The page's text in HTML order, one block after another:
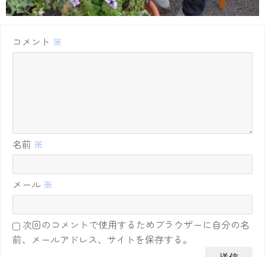
コメント ※
名前 ※
メール ※
次回のコメントで使用するためブラウザーに自分の名
前、メールアドレス、サイトを保存する。